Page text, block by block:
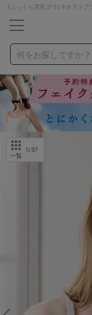
[ふっくら育乳ブラ]ネオアドア
何をお探しですか？
ナイトブラ ノンワ
折り畳み
パジャマ
ルームウェア
マタニティ
一覧
1/37